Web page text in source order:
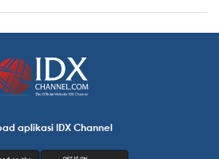
aplikasi IDX Channel